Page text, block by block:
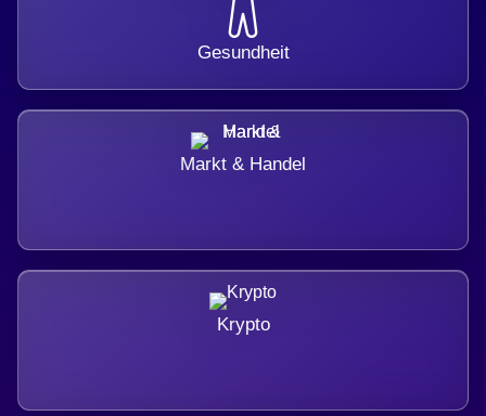
Gesundheit
Markt & Handel
Krypto